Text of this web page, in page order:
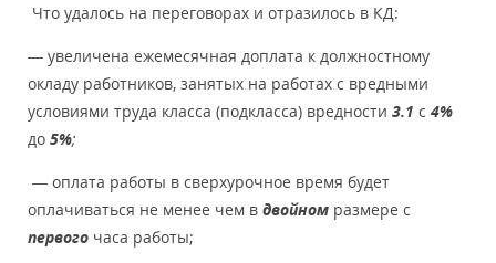
Что удалось на переговорах и отразилось в КД:
— увеличена ежемесячная доплата к должностному
окладу работников, занятых на работах с вредными
условиями труда класса (подкласса) вредности 3.1 с 4%
до 5%;
— оплата работы в сверхурочное время будет
оплачиваться не менее чем в двойном размере с
первого часа работы;